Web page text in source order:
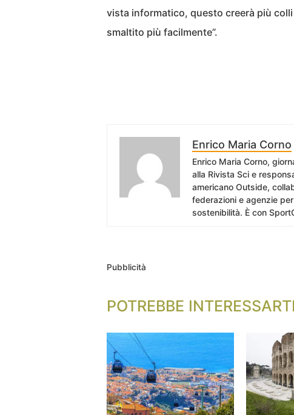
vista informatico, questo creerà più
smaltito più facilmente”.
Enrico Maria Corno
Enrico Maria Corno,
alla Rivista Sci e
americano Outside,
federazioni e agenzie
sostenibilità. È con
Pubblicità
POTREBBE